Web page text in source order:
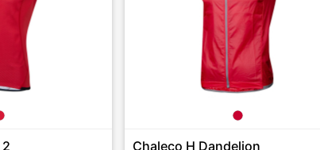
Chaleco H Dandelion